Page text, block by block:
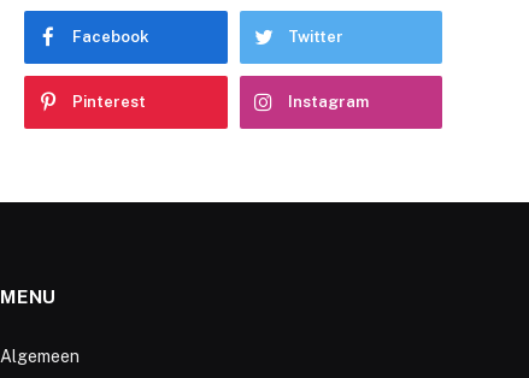
Facebook Twitter
Pinterest Instagram
MENU
Algemeen